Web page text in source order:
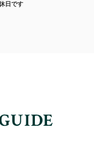
日です